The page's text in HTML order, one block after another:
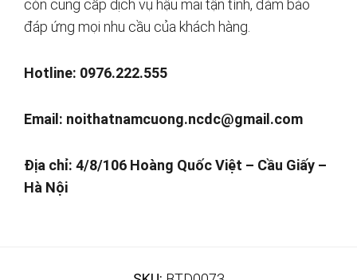
còn cung cấp dịch vụ hậu mãi tận tình, đảm bảo
đáp ứng mọi nhu cầu của khách hàng.
Hotline: 0976.222.555
Email: noithatnamcuong.ncdc@gmail.com
Địa chỉ: 4/8/106 Hoàng Quốc Việt – Cầu Giấy –
Hà Nội